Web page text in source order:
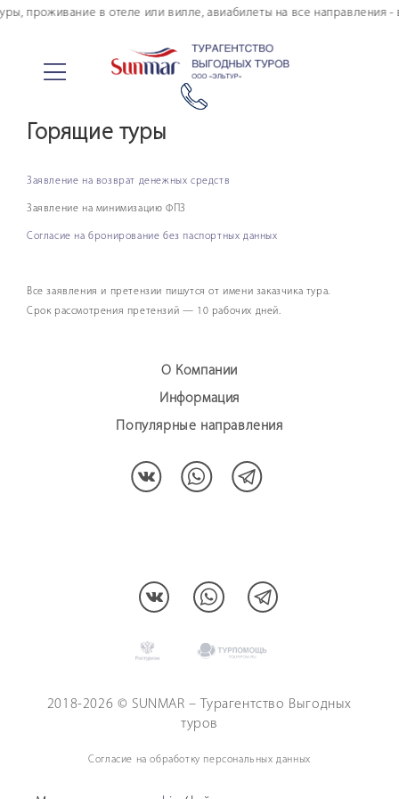
проживание в отеле или вилле, авиабилеты на все направления -
Купить авиабилеты
Онлайн оплата
Туры в кредит
Морские круизы
Авторские туры
Страны и отели
Личный кабинет туриста
Дополнительные услуги
Горящие туры
Заявление на возврат денежных средств
Заявление на минимизацию ФПЗ
Согласие на бронирование без паспортных данных
Все заявления и претензии пишутся от имени заказчика тура.
Срок рассмотрения претензий — 10 рабочих дней.
О Компании
Информация
Популярные направления
2018-2026 © SUNMAR – Турагентство Выгодных
туров
Согласие на обработку персональных данных